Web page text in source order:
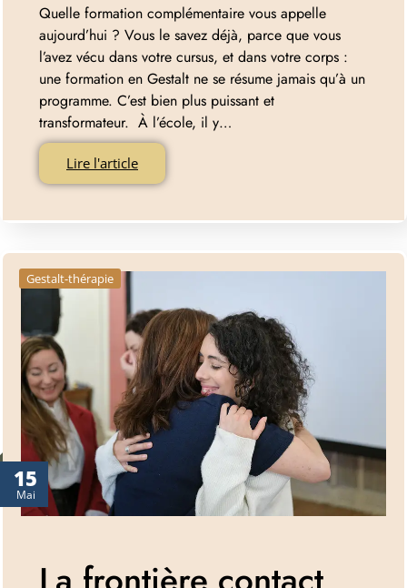
Quelle formation complémentaire vous appelle
aujourd’hui ? Vous le savez déjà, parce que vous
l’avez vécu dans votre cursus, et dans votre corps :
une formation en Gestalt ne se résume jamais qu’à un
programme. C’est bien plus puissant et
transformateur. À l’école, il y…
Lire l'article
15
Mai
Gestalt-thérapie